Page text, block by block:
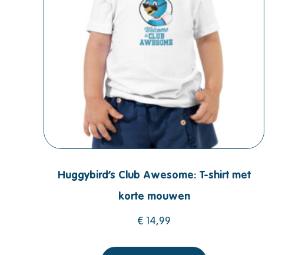
Huggybird’s Club Awesome: T-shirt met
korte mouwen
€ 14,99